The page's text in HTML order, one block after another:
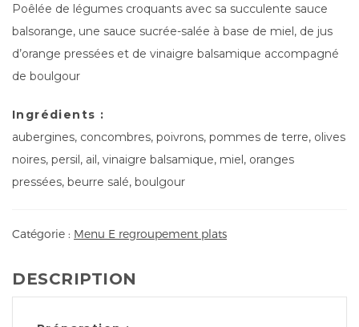
Poêlée de légumes croquants avec sa succulente sauce
balsorange, une sauce sucrée-salée à base de miel, de jus
d’orange pressées et de vinaigre balsamique accompagné
de boulgour
Ingrédients :
aubergines, concombres, poivrons, pommes de terre, olives
noires, persil, ail, vinaigre balsamique, miel, oranges
pressées, beurre salé, boulgour
Catégorie : Menu E regroupement plats
DESCRIPTION